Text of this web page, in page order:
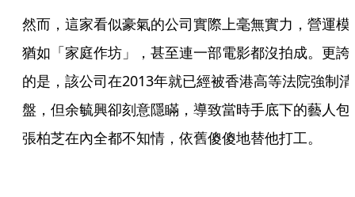
然而，這家看似豪氣的公司實際上毫無實力，營運模
猶如「家庭作坊」，甚至連一部電影都沒拍成。更誇
的是，該公司在2013年就已經被香港高等法院強制清
盤，但余毓興卻刻意隱瞞，導致當時手底下的藝人包
張柏芝在內全都不知情，依舊傻傻地替他打工。